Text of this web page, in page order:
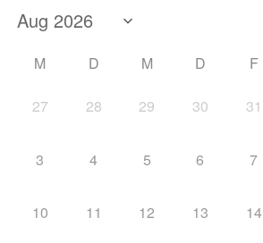
M D M D F
27 28 29 30 31
3 4 5 6 7
10 11 12 13 14